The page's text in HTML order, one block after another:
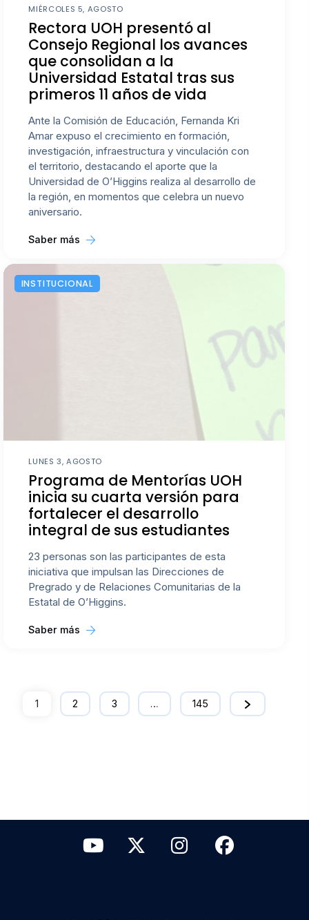
MIÉRCOLES 5, AGOSTO
Rectora UOH presentó al
Consejo Regional los avances
que consolidan a la
Universidad Estatal tras sus
primeros 11 años de vida
Ante la Comisión de Educación, Fernanda Kri
Amar expuso el crecimiento en formación,
investigación, infraestructura y vinculación con
el territorio, destacando el aporte que la
Universidad de O’Higgins realiza al desarrollo de
la región, en momentos que celebra un nuevo
aniversario.
Saber más
INSTITUCIONAL
LUNES 3, AGOSTO
Programa de Mentorías UOH
inicia su cuarta versión para
fortalecer el desarrollo
integral de sus estudiantes
23 personas son las participantes de esta
iniciativa que impulsan las Direcciones de
Pregrado y de Relaciones Comunitarias de la
Estatal de O’Higgins.
Saber más
1 2 3 … 145